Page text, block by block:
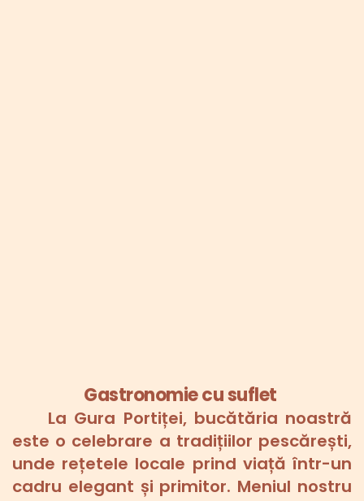
Gastronomie cu suflet
La Gura Portiței, bucătăria noastră
este o celebrare a tradițiilor pescărești,
unde rețetele locale prind viață într-un
cadru elegant și primitor. Meniul nostru